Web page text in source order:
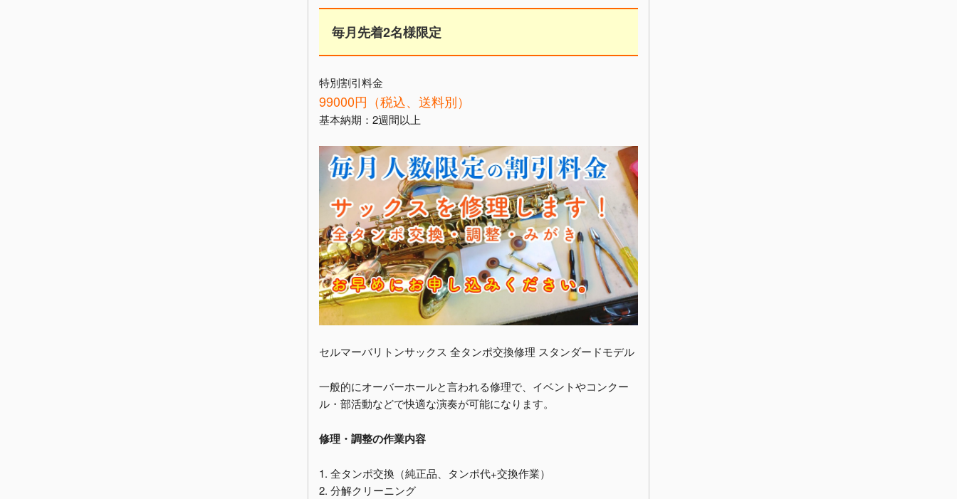
毎月先着2名様限定
特別割引料金
99000円（税込、送料別）
基本納期：2週間以上
セルマーバリトンサックス 全タンポ交換修理 スタンダードモデル
一般的にオーバーホールと言われる修理で、イベントやコンクー
ル・部活動などで快適な演奏が可能になります。
修理・調整の作業内容
1. 全タンポ交換（純正品、タンポ代+交換作業）
2. 分解クリーニング